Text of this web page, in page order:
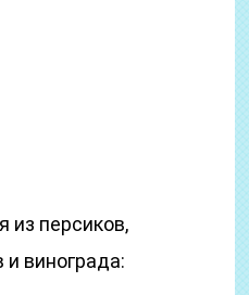
из персиков,
и винограда: